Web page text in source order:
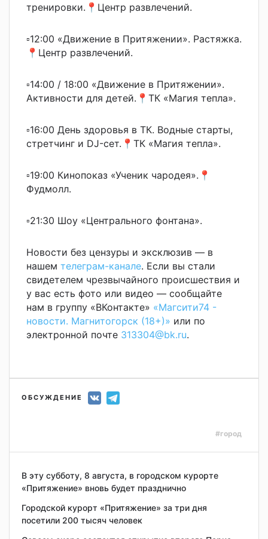
тренировки.📍Центр развлечений.
▫12:00 «Движение в Притяжении». Растяжка.
📍Центр развлечений.
▫14:00 / 18:00 «Движение в Притяжении».
Активности для детей.📍ТК «Магия тепла».
▫16:00 День здоровья в ТК. Водные старты,
стретчинг и DJ-сет.📍ТК «Магия тепла».
▫19:00 Кинопоказ «Ученик чародея».📍
Фудмолл.
▫21:30 Шоу «Центрального фонтана».
Новости без цензуры и эксклюзив — в
нашем телеграм-канале. Если вы стали
свидетелем чрезвычайного происшествия и
у вас есть фото или видео — сообщайте
нам в группу «ВКонтакте» «Магсити74 -
новости. Магнитогорск (18+)» или по
электронной почте 313304@bk.ru.
ОБСУЖДЕНИЕ
#город
В эту субботу, 8 августа, в городском курорте
«Притяжение» вновь будет празднично
Городской курорт «Притяжение» за три дня
посетили 200 тысяч человек